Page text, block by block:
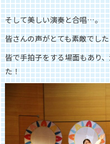
そして美しい演奏と合唱…。
皆さんの声がとても素敵でし
皆で手拍子をする場面もあり
た！